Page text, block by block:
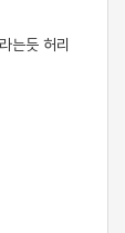
는듯 허리